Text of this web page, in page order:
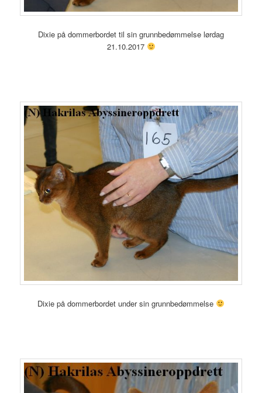
Dixie på dommerbordet til sin grunnbedømmelse lørdag
21.10.2017
Dixie på dommerbordet under sin grunnbedømmelse